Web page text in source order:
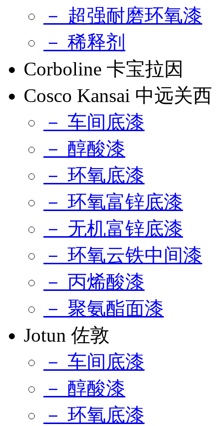
－ 超强耐磨环氧漆
－ 稀释剂
Corboline 卡宝拉因
Cosco Kansai 中远关西
－ 车间底漆
－ 醇酸漆
－ 环氧底漆
－ 环氧富锌底漆
－ 无机富锌底漆
－ 环氧云铁中间漆
－ 丙烯酸漆
－ 聚氨酯面漆
Jotun 佐敦
－ 车间底漆
－ 醇酸漆
－ 环氧底漆